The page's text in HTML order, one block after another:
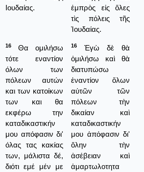
Ιουδαίας.
ἐμπρὸς εἰς ὅλες
τὶς πόλεις τῆς
Ἰουδαίας.
16
Θα ομιλήσω
τότε εναντίον
όλων των
πόλεων αυτών
και των κατοίκων
των και θα
εκφέρω την
καταδικαστικήν
μου απόφασιν δι'
όλας τας κακίας
των, μάλιστα δέ,
διότι εμέ μέν με
16
Ἐγὼ δὲ θὰ
ὁμιλήσω καὶ θὰ
διατυπώσω
ἐναντίον ὅλων
αὐτῶν τῶν
πόλεων τὴν
δικαίαν καὶ
καταδικαστικήν
μου ἀπόφασιν δι'
ὅλην τὴν
ἀσέβειαν καὶ
ἁμαρτωλοτητα